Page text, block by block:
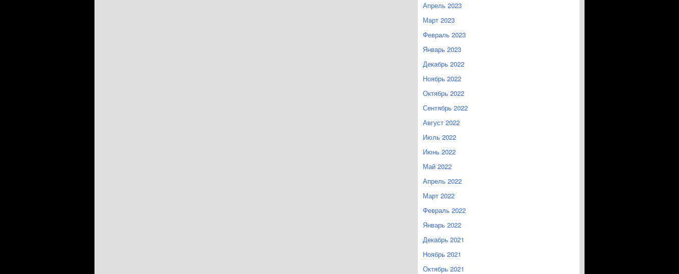
Апрель 2023
Март 2023
Февраль 2023
Январь 2023
Декабрь 2022
Ноябрь 2022
Октябрь 2022
Сентябрь 2022
Август 2022
Июль 2022
Июнь 2022
Май 2022
Апрель 2022
Март 2022
Февраль 2022
Январь 2022
Декабрь 2021
Ноябрь 2021
Октябрь 2021